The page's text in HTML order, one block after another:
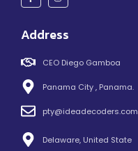
Address
CEO Diego Gamboa
Panama City , Panama.
pty@ideadecoders.com
Delaware, United State